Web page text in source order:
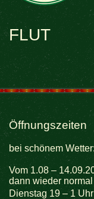
FLUT
Öffnungszeiten
bei schönem
Vom 1.08 –
dann wieder normal
Dienstag 19 – 1 Uhr